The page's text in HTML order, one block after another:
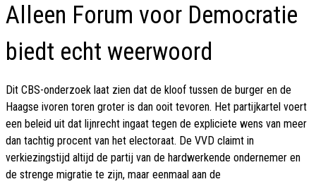
Alleen Forum voor Democratie
biedt echt weerwoord
Dit CBS-onderzoek laat zien dat de kloof tussen de burger en de
Haagse ivoren toren groter is dan ooit tevoren. Het partijkartel voert
een beleid uit dat lijnrecht ingaat tegen de expliciete wens van meer
dan tachtig procent van het electoraat. De VVD claimt in
verkiezingstijd altijd de partij van de hardwerkende ondernemer en
de strenge migratie te zijn, maar eenmaal aan de